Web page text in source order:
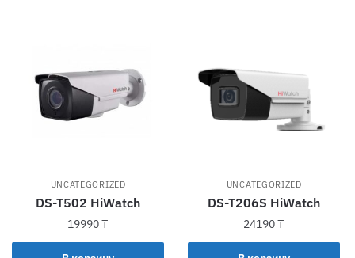
UNCATEGORIZED
DS-T502 HiWatch
19990₸
UNCATEGORIZED
DS-T206S HiWatch
24190₸